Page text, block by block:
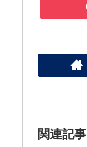
関連記事